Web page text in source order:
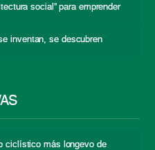
social” para emprender
inventan, se descubren
ciclístico más longevo de